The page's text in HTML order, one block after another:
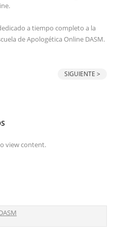
a tiempo completo a la
de Apologética Online DASM.
SIGUIENTE >
view content.